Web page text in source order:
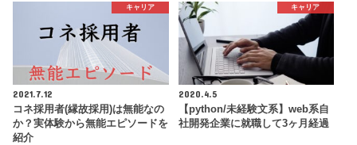
キャリア
2021.7.12
コネ採用者(縁故採用)は無能なの
か？実体験から無能エピソードを
紹介
キャリア
2020.4.5
【python/未経験文系】web系自
社開発企業に就職して3ヶ月経過